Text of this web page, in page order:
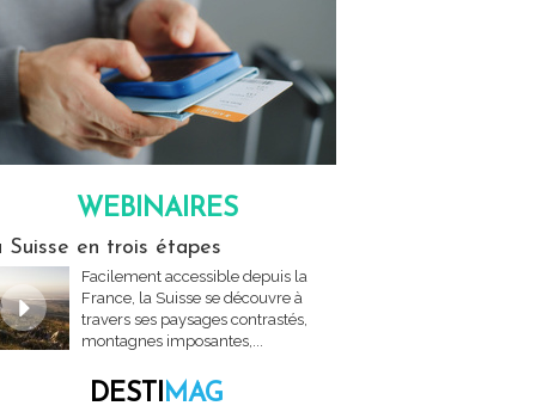
WEBINAIRES
Suisse en trois étapes
Facilement accessible depuis la
France, la Suisse se découvre à
travers ses paysages contrastés,
montagnes imposantes,...
DESTIMAG